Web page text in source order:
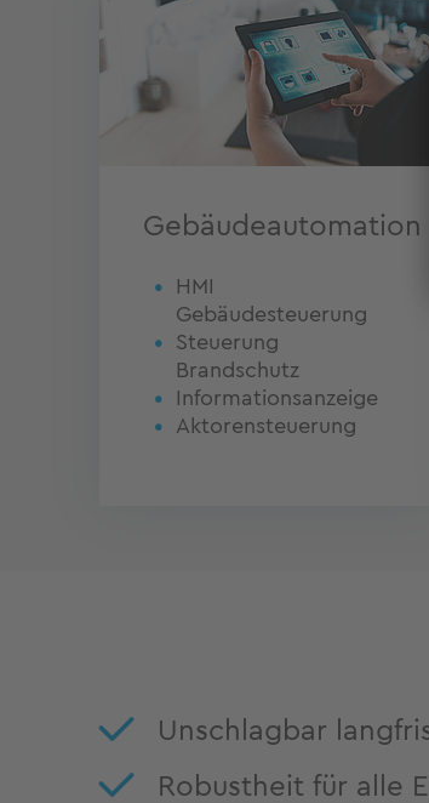
Gebäudeautomation
HMI
Gebäudesteuerung
Steuerung
Brandschutz
Informationsanzeige
Aktorensteuerung
Unschlagbar
Robustheit für alle